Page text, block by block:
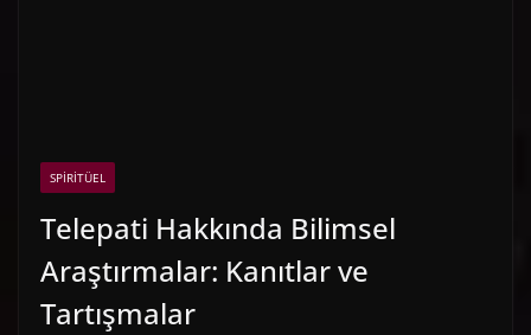
SPIRITÜEL
Telepati Hakkında Bilimsel
Araştırmalar: Kanıtlar ve
Tartışmalar